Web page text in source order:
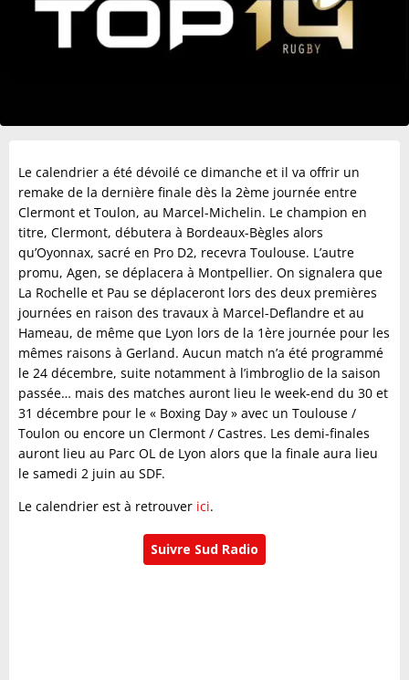
Le calendrier a été dévoilé ce dimanche et il va offrir un
remake de la dernière finale dès la 2ème journée entre
Clermont et Toulon, au Marcel-Michelin. Le champion en
titre, Clermont, débutera à Bordeaux-Bègles alors
qu’Oyonnax, sacré en Pro D2, recevra Toulouse. L’autre
promu, Agen, se déplacera à Montpellier. On signalera que
La Rochelle et Pau se déplaceront lors des deux premières
journées en raison des travaux à Marcel-Deflandre et au
Hameau, de même que Lyon lors de la 1ère journée pour les
mêmes raisons à Gerland. Aucun match n’a été programmé
le 24 décembre, suite notamment à l’imbroglio de la saison
passée… mais des matches auront lieu le week-end du 30 et
31 décembre pour le « Boxing Day » avec un Toulouse /
Toulon ou encore un Clermont / Castres. Les demi-finales
auront lieu au Parc OL de Lyon alors que la finale aura lieu
le samedi 2 juin au SDF.
Le calendrier est à retrouver ici.
Suivre Sud Radio